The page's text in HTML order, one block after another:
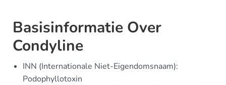
Basisinformatie Over
Condyline
INN (Internationale Niet-Eigendomsnaam):
Podophyllotoxin